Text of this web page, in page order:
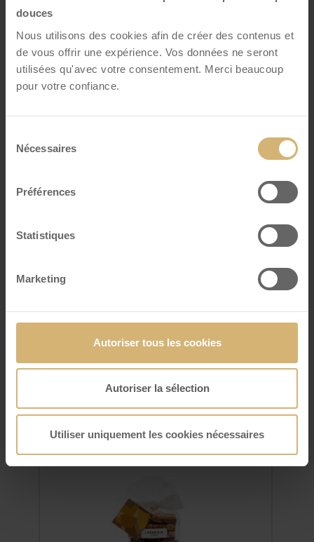
douces
Nous utilisons des cookies afin de créer des contenus et
de vous offrir une expérience. Vos données ne seront
utilisées qu'avec votre consentement. Merci beaucoup
pour votre confiance.
Nécessaires
Préférences
Statistiques
Marketing
Autoriser tous les cookies
Autoriser la sélection
Utiliser uniquement les cookies nécessaires
FrischSchoggi sachet petit